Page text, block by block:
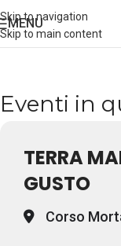
Skip to navigation
Skip to main content
MENU
Eventi in
TERRA
GUSTO
Corso